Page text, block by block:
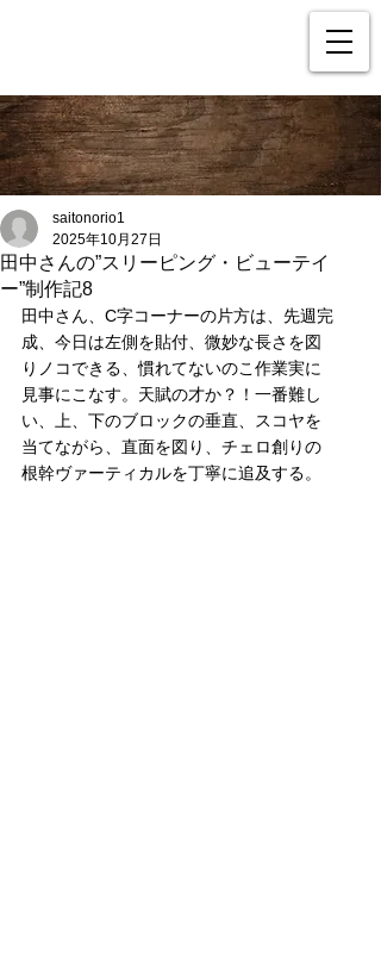
田中さんの”スリーピング・ビューテイ
ー”制作記8
saitonorio1
2025年10月27日
田中さん、C字コーナーの片方は、先週完
成、今日は左側を貼付、微妙な長さを図
りノコできる、慣れてないのこ作業実に
見事にこなす。天賦の才か？！一番難し
い、上、下のブロックの垂直、スコヤを
当てながら、直面を図り、チェロ創りの
根幹ヴァーティカルを丁寧に追及する。